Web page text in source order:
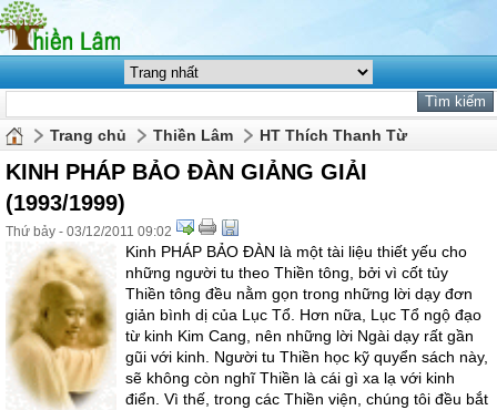
Trang chủ Thiền Lâm HT Thích Thanh Từ
KINH PHÁP BẢO ĐÀN GIẢNG GIẢI
(1993/1999)
Thứ bảy - 03/12/2011 09:02
Kinh PHÁP BẢO ĐÀN là một tài liệu thiết yếu cho
những người tu theo Thiền tông, bởi vì cốt tủy
Thiền tông đều nằm gọn trong những lời dạy đơn
giản bình dị của Lục Tổ. Hơn nữa, Lục Tổ ngộ đạo
từ kinh Kim Cang, nên những lời Ngài dạy rất gần
gũi với kinh. Người tu Thiền học kỹ quyển sách này,
sẽ không còn nghĩ Thiền là cái gì xa lạ với kinh
điển. Vì thế, trong các Thiền viện, chúng tôi đều bắt